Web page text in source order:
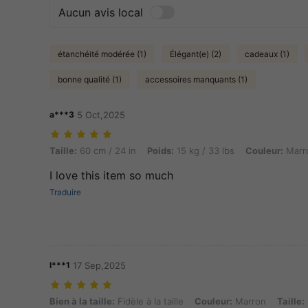
Aucun avis local
étanchéité modérée (1) Élégant(e) (2) cadeaux (1)
bonne qualité (1) accessoires manquants (1)
a***3 5 Oct,2025
Taille: 60 cm / 24 in, Poids: 15 kg / 33 lbs, Couleur: Marron, Taille:
Taille: 60 cm / 24 in Poids: 15 kg / 33 lbs Couleur:
I love this item so much
Traduire
l***1 17 Sep,2025
Bien à la taille: Fidèle à la taille, Couleur: Marron, Taille: 2-3Y
Bien à la taille: Fidèle à la taille Couleur: Marron Taille: